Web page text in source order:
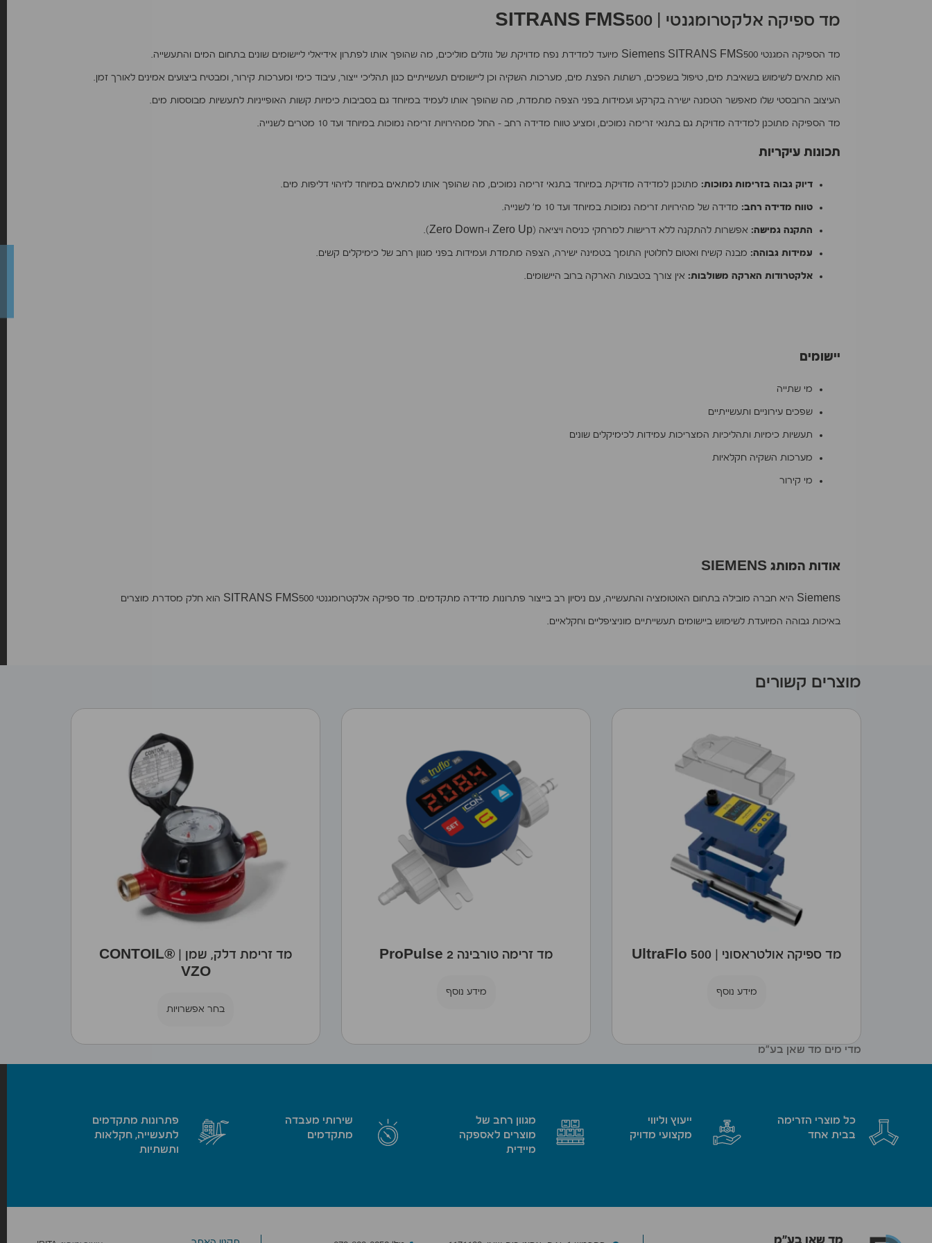
מד ספיקה אלקטרומגנטי | SITRANS FMS500
מד הספיקה המגנטי Siemens SITRANS FMS500 מיועד למדידת נפח מדויקת של נוזלים מוליכים, מה שהופך אותו לפתרון אידיאלי ליישומים שונים בתחום המים והתעשייה.
הוא מתאים לשימוש בשאיבת מים, טיפול בשפכים, רשתות הפצת מים, מערכות השקיה וכן ליישומים תעשייתיים כגון תהליכי ייצור, עיבוד כימי ומערכות קירור, ומבטיח ביצועים אמינים לאורך זמן.
העיצוב הרובסטי שלו מאפשר הטמנה ישירה בקרקע ועמידות בפני הצפה מתמדת, מה שהופך אותו לעמיד במיוחד גם בסביבות כימיות קשות האופייניות לתעשיות מבוססות מים.
מד הספיקה מתוכנן למדידה מדויקת גם בתנאי זרימה נמוכים, ומציע טווח מדידה רחב – החל ממהירויות זרימה נמוכות במיוחד ועד 10 מטרים לשנייה.
תכונות עיקריות
דיוק גבוה בזרימות נמוכות: מתוכנן למדידה מדויקת במיוחד בתנאי זרימה נמוכים, מה שהופך אותו למתאים במיוחד לזיהוי דליפות מים.
טווח מדידה רחב: מדידה של מהירויות זרימה נמוכות במיוחד ועד 10 מ’ לשנייה.
התקנה גמישה: אפשרות להתקנה ללא דרישות למרחקי כניסה ויציאה (Zero Up ו-Zero Down).
עמידות גבוהה: מבנה קשיח ואטום לחלוטין התומך בטמינה ישירה, הצפה מתמדת ועמידות בפני מגוון רחב של כימיקלים קשים.
אלקטרודות הארקה משולבות: אין צורך בטבעות הארקה ברוב היישומים.
יישומים
מי שתייה
שפכים עירוניים ותעשייתיים
תעשיות כימיות ותהליכיות המצריכות עמידות לכימיקלים שונים
מערכות השקיה חקלאיות
מי קירור
אודות המותג SIEMENS
Siemens היא חברה מובילה בתחום האוטומציה והתעשייה, עם ניסיון רב בייצור פתרונות מדידה מתקדמים. מד ספיקה אלקטרומגנטי SITRANS FMS500 הוא חלק מסדרת מוצרים
באיכות גבוהה המיועדת לשימוש ביישומים תעשייתיים מוניציפליים וחקלאיים.
מוצרים קשורים
מד ספיקה אולטראסוני | UltraFlo 500
מידע נוסף
מד זרימה טורבינה ProPulse 2
מידע נוסף
מד זרימת דלק, שמן | CONTOIL®
VZO
בחר אפשרויות
מדי מים מד שאן בע"מ
כל מוצרי הזרימה
בבית אחד
ייעוץ וליווי
מקצועי מדויק
מגוון רחב של
מוצרים לאספקה
מיידית
שירותי מעבדה
מתקדמים
פתרונות מתקדמים
לתעשייה, חקלאות
ותשתיות